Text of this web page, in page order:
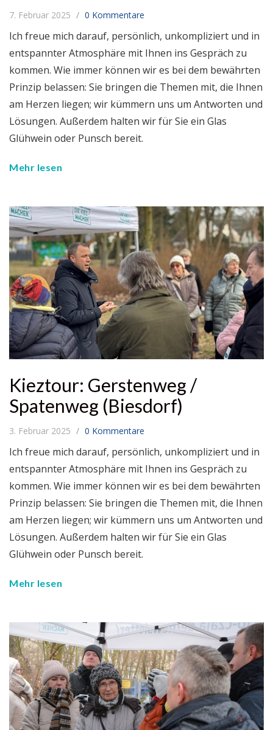
7. Februar 2025 0 Kommentare
Ich freue mich darauf, persönlich, unkompliziert und in
entspannter Atmosphäre mit Ihnen ins Gespräch zu
kommen. Wie immer können wir es bei dem bewährten
Prinzip belassen: Sie bringen die Themen mit, die Ihnen
am Herzen liegen; wir kümmern uns um Antworten und
Lösungen. Außerdem halten wir für Sie ein Glas
Glühwein oder Punsch bereit.
Mehr lesen
Kieztour: Gerstenweg /
Spatenweg (Biesdorf)
3. Februar 2025 0 Kommentare
Ich freue mich darauf, persönlich, unkompliziert und in
entspannter Atmosphäre mit Ihnen ins Gespräch zu
kommen. Wie immer können wir es bei dem bewährten
Prinzip belassen: Sie bringen die Themen mit, die Ihnen
am Herzen liegen; wir kümmern uns um Antworten und
Lösungen. Außerdem halten wir für Sie ein Glas
Glühwein oder Punsch bereit.
Mehr lesen